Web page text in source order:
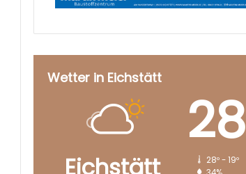
Wetter in Eichstätt
Eichstätt
28
28º - 19º